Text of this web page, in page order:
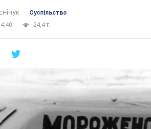
Суспільство
24,4 т.